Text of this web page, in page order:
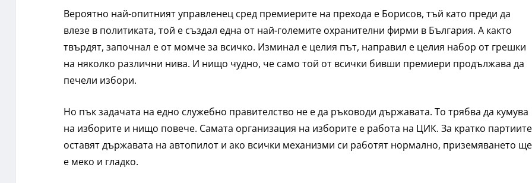
Вероятно най-опитният управленец сред премиерите на прехода е Борисов, тъй като преди да
влезе в политиката, той е създал една от най-големите охранителни фирми в България. А както
твърдят, започнал е от момче за всичко. Изминал е целия път, направил е целия набор от грешки
на няколко различни нива. И нищо чудно, че само той от всички бивши премиери продължава да
печели избори.
Но пък задачата на едно служебно правителство не е да ръководи държавата. То трябва да кумува
на изборите и нищо повече. Самата организация на изборите е работа на ЦИК. За кратко партиите
оставят държавата на автопилот и ако всички механизми си работят нормално, приземяването ще
е меко и гладко.